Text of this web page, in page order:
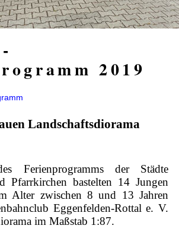
2019
Landschaftsdiorama
Ferienprogramms der Städte
Pfarrkirchen bastelten 14 Jungen
Alter zwischen 8 und 13 Jahren
Eggenfelden-Rottal e. V.
im Maßstab 1:87.